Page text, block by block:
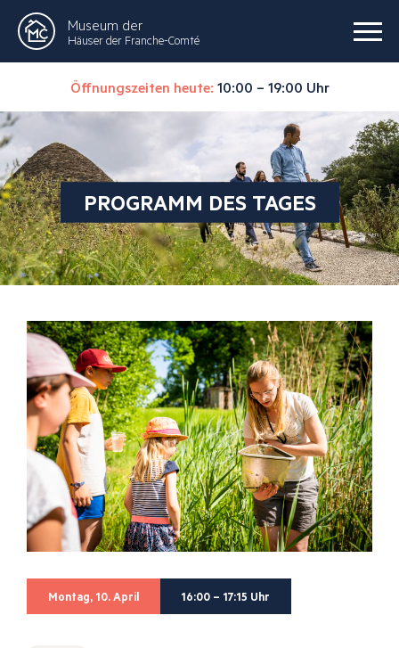
Museum der
Häuser der Franche-Comté
Öffnungszeiten heute: 10:00 – 19:00 Uhr
PROGRAMM DES TAGES
Montag, 10. April 16:00 – 17:15 Uhr